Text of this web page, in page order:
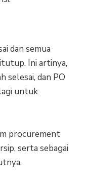
dan semua
Ini artinya,
selesai, dan PO
untuk
procurement
serta sebagai